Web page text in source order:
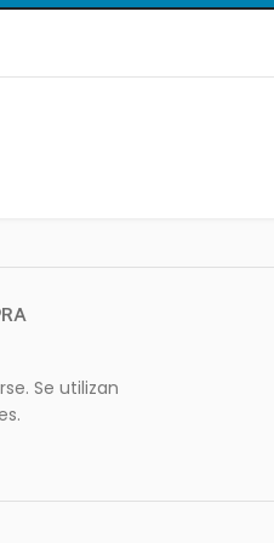
Se utilizan